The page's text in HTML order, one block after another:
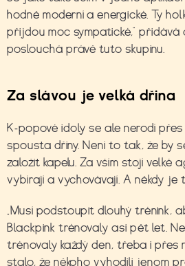
hodně moderní a energické. Ty
přijdou moc sympatické,“ přidává
poslouchá právě tuto skupinu.
Za slávou je velká dřina
K-popové idoly se ale nerodí přes
spousta dřiny. Není to tak, že by
založit kapelu. Za vším stojí velké
vybírají a vychovávají. A někdy je
„Musí podstoupit dlouhý trénink,
Blackpink trénovaly asi pět let.
trénovaly každý den, třeba i přes
stalo, že někoho vyhodili jenom